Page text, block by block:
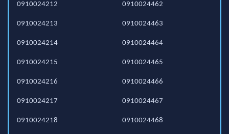
0910024212
0910024213
0910024214
0910024215
0910024216
0910024217
0910024218
0910024462
0910024463
0910024464
0910024465
0910024466
0910024467
0910024468